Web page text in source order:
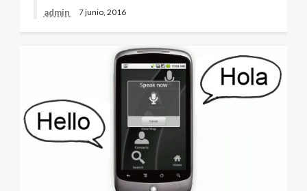
admin 7 junio, 2016